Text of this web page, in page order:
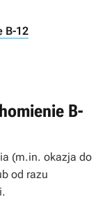
B-12
B-
(m.in. okazja do
od razu